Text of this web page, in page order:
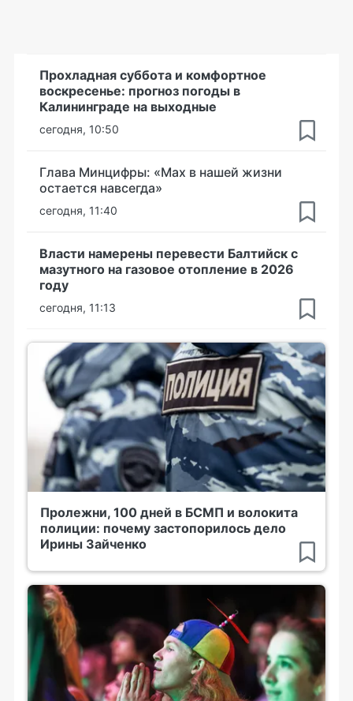
Прохладная суббота и комфортное
воскресенье: прогноз погоды в
Калининграде на выходные
сегодня, 10:50
Глава Минцифры: «Мах в нашей жизни
остается навсегда»
сегодня, 11:40
Власти намерены перевести Балтийск с
мазутного на газовое отопление в 2026
году
сегодня, 11:13
Пролежни, 100 дней в БСМП и волокита
полиции: почему застопорилось дело
Ирины Зайченко